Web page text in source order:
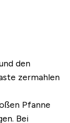
den
zermahlen
Pfanne
Bei